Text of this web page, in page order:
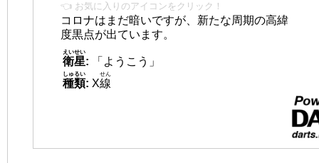
👈 お気に入りのアイコンをクリック！
コロナはまだ暗いですが、新たな周期の高緯
度黒点が出ています。
衛星
えいせい
:
「ようこう」
種類
しゅるい
: X線
せん